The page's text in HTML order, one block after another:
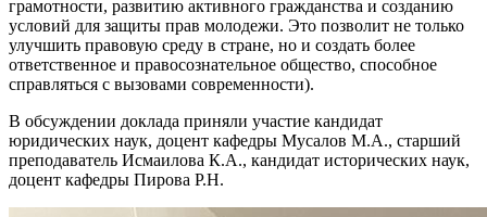
грамотности, развитию активного гражданства и созданию
условий для защиты прав молодежи. Это позволит не только
улучшить правовую среду в стране, но и создать более
ответственное и правосознательное общество, способное
справляться с вызовами современности).
В обсуждении доклада приняли участие кандидат
юридических наук, доцент кафедры Мусалов М.А., старший
преподаватель Исмаилова К.А., кандидат исторических наук,
доцент кафедры Пирова Р.Н.